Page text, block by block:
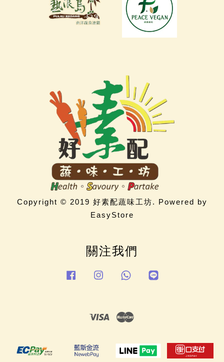
Copyright © 2019 好素配蔬味工坊. Powered by
EasyStore
關注我們
FacebookInstagramWhatsapp
Visa